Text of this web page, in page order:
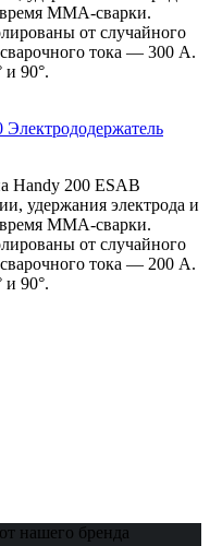
MMA-сварки.
от случайного
тока — 300 А.
и 90°.
Электрододержатель
Handy 200 ESAB
удержания электрода и
MMA-сварки.
от случайного
тока — 200 А.
и 90°.
нашего бренда